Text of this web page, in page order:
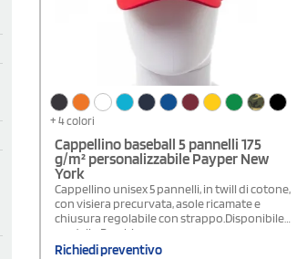
+ 4 colori
Cappellino baseball 5 pannelli 175
g/m² personalizzabile Payper New
York
Cappellino unisex 5 pannelli, in twill di cotone,
con visiera precurvata, asole ricamate e
chiusura regolabile con strappo.Disponibile
modello Bambino
Richiedi preventivo